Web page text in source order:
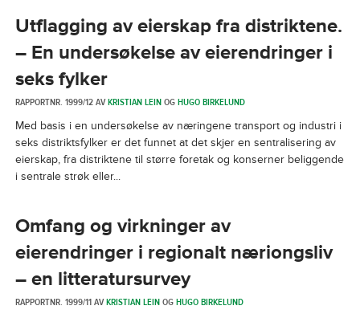
Utflagging av eierskap fra distriktene.
– En undersøkelse av eierendringer i
seks fylker
RAPPORTNR. 1999/12 AVKRISTIAN LEINOGHUGO BIRKELUND
Med basis i en undersøkelse av næringene transport og industri i
seks distriktsfylker er det funnet at det skjer en sentralisering av
eierskap, fra distriktene til større foretak og konserner beliggende
i sentrale strøk eller...
Omfang og virkninger av
eierendringer i regionalt næriongsliv
– en litteratursurvey
RAPPORTNR. 1999/11 AVKRISTIAN LEINOGHUGO BIRKELUND